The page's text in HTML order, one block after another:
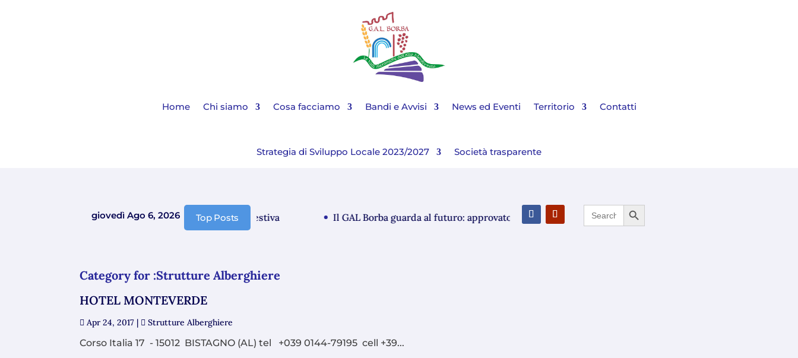
Home Chi siamo Cosa facciamo Bandi e Avvisi News ed Eventi Territorio Contatti
Strategia di Sviluppo Locale 2023/2027 Società trasparente
giovedì Ago 6, 2026 Top Posts
Comunicazione chiusura estiva Il GAL Borba guarda al futuro: approvato il Bilancio 2025 e rinnovato il Consiglio di Amministrazione
Search
for:
Search Button
Category for :Strutture Alberghiere
HOTEL MONTEVERDE
Apr 24, 2017 | Strutture Alberghiere
Corso Italia 17 - 15012 BISTAGNO (AL) tel +039 0144-79195 cell +39...